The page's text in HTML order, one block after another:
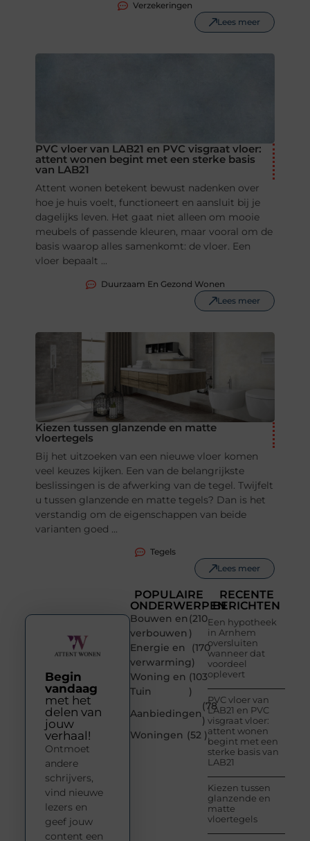
Verzekeringen
Lees meer
PVC vloer van LAB21 en PVC visgraat vloer:
attent wonen begint met een sterke basis
van LAB21
Attent wonen betekent bewust nadenken over
hoe je huis voelt, functioneert en aansluit bij je
dagelijks leven. Het gaat niet alleen om mooie
meubels of passende kleuren, maar vooral om de
basis waarop alles samenkomt: de vloer. Een
vloer bepaalt ...
Duurzaam En Gezond Wonen
Lees meer
Kiezen tussen glanzende en matte
vloertegels
Bij het uitzoeken van een nieuwe vloer komen
veel keuzes kijken. Een van de belangrijkste
beslissingen is de afwerking van de tegel. Twijfelt
u tussen glanzende en matte tegels? Dan is het
verstandig om de eigenschappen van beide
varianten goed ...
Tegels
Lees meer
POPULAIRE
ONDERWERPEN
Bouwen en
verbouwen
(210
)
Energie en
verwarming
(170
)
Woning en
Tuin
(103
)
Aanbiedingen
(78
)
Woningen (52 )
RECENTE
BERICHTEN
Een hypotheek
in Arnhem
oversluiten
wanneer dat
voordeel
oplevert
PVC vloer van
LAB21 en PVC
visgraat vloer:
attent wonen
begint met een
sterke basis van
LAB21
Kiezen tussen
glanzende en
matte
vloertegels
Begin
vandaag
met het
delen van
jouw
verhaal!
Ontmoet
andere
schrijvers,
vind nieuwe
lezers en
geef jouw
content een